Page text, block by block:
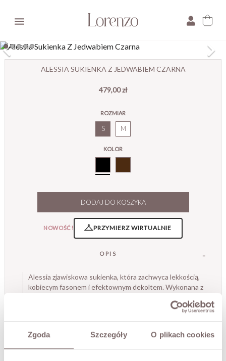
Zgoda Szczegóły O plikach cookies

ALESSIA SUKIENKA Z JEDWABIEM CZARNA
479,00 zł
ROZMIAR
S M
KOLOR
DODAJ DO KOSZYKA
NOWOŚĆ! PRZYMIERZ WIRTUALNIE
OPIS
Alessia zjawiskowa sukienka, która zachwyca lekkością,
kobiecym fasonem i efektownym dekoltem. Wykonana z
przy każdym kroku, nadając sylwetce subtelności i
Głęboki dekolt optycznie wydłuża szyję i podkreśla
kobiece kształty, a elastyczne marszczenie w talii
zapewnia wygodne dopasowanie do sylwetki. Szerokie